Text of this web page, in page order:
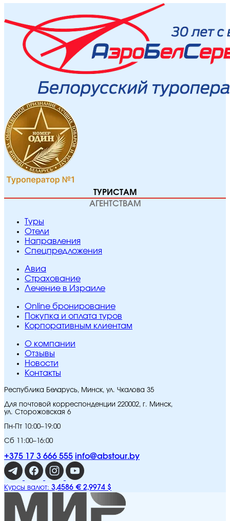
ТУРИСТАМ
АГЕНТСТВАМ
Туры
Отели
Направления
Спецпредложения
Авиа
Страхование
Лечение в Израиле
Online бронирование
Покупка и оплата туров
Корпоративным клиентам
O компании
Отзывы
Новости
Контакты
Республика Беларусь, Минск, ул. Чкалова 35
Для почтовой корреспонденции 220002, г. Минск,
ул. Сторожовская 6
Пн-Пт 10:00–19:00
Сб 11:00–16:00
+375 17 3 666 555 info@abstour.by
Курсы валют: 3,4586 € 2,9974 $